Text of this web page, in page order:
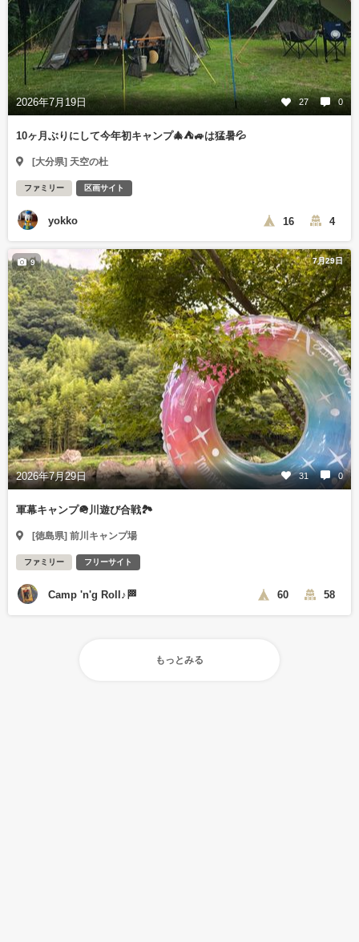
2026年7月19日 27 0
10ヶ月ぶりにして今年初キャンプ🎄⛺🚙は猛暑💦
[大分県] 天空の杜
ファミリー 区画サイト
yokko 16 4
7月29日
2026年7月29日 31 0
9
軍幕キャンプ🪖川遊び合戦🏞️
[徳島県] 前川キャンプ場
ファミリー フリーサイト
Camp 'n'g Roll♪🏁 60 58
もっとみる